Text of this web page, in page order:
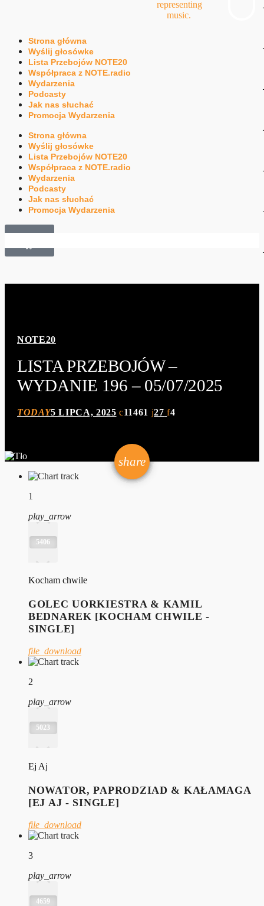
Strona główna
Wyślij głosówke
Lista Przebojów NOTE20
Współpraca z NOTE.radio
Wydarzenia
Podcasty
Jak nas słuchać
Promocja Wydarzenia
Strona główna
Wyślij głosówke
Lista Przebojów NOTE20
Współpraca z NOTE.radio
Wydarzenia
Podcasty
Jak nas słuchać
Promocja Wydarzenia
£0.00
NOTE20
LISTA PRZEBOJÓW –
WYDANIE 196 – 05/07/2025
TODAY5 LIPCA, 2025 11461 27 4
share
email
1
play_arrow
5406
Kocham chwile
GOLEC UORKIESTRA & KAMIL
BEDNAREK [KOCHAM CHWILE -
SINGLE]
file_download
2
play_arrow
5023
Ej Aj
NOWATOR, PAPRODZIAD & KAŁAMAGA
[EJ AJ - SINGLE]
file_download
3
play_arrow
4659